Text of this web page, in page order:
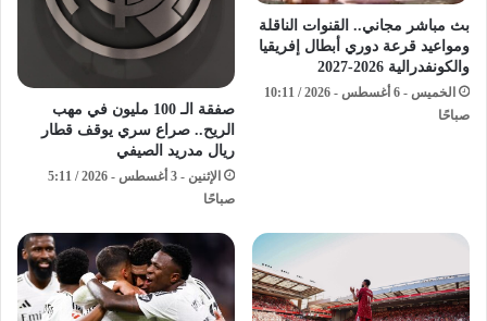
بث مباشر مجاني.. القنوات الناقلة
ومواعيد قرعة دوري أبطال إفريقيا
والكونفدرالية 2026-2027
الخميس - 6 أغسطس - 2026 / 10:11
صباحًا
صفقة الـ 100 مليون في مهب
الريح.. صراع سري يوقف قطار
ريال مدريد الصيفي
الإثنين - 3 أغسطس - 2026 / 5:11
صباحًا